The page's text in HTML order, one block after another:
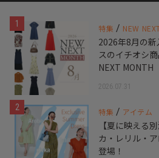
1 特集 / NEW
2026年8月の新
スのイチオシ
NEXT MONTH
2026.07.31
2 特集 / アイテム
【夏に映える
カ・レリル・
登場！